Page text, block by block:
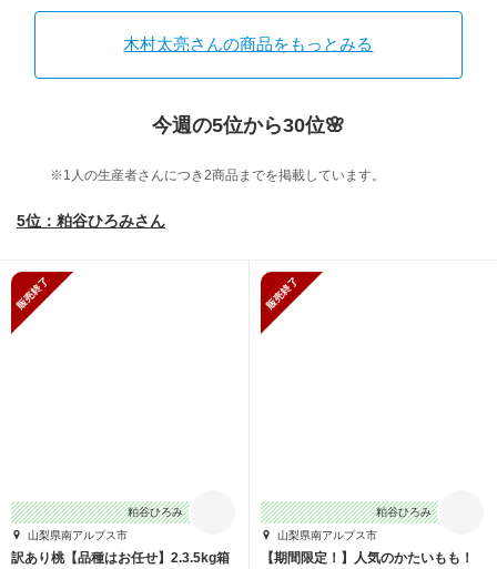
木村太亮さんの商品をもっとみる
今週の5位から30位🌸
※1人の生産者さんにつき2商品までを掲載しています。
5位：粕谷ひろみさん
粕谷ひろみ
山梨県南アルプス市
訳あり桃【品種はお任せ】2.3.5kg箱
粕谷ひろみ
山梨県南アルプス市
【期間限定！】人気のかたいもも！